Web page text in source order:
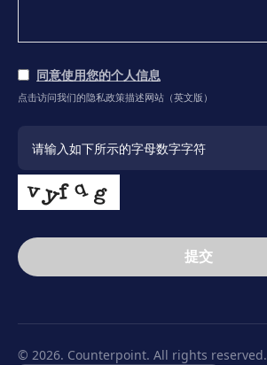
同意使用您的个人信息
点击访问我们的隐私政策描述网站（英文版）
提交
be
© 2026. Counterpoint. All rights reserved.